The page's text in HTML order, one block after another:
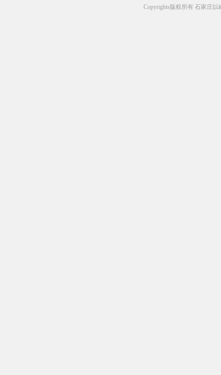
Copyrights版权所有 石家庄